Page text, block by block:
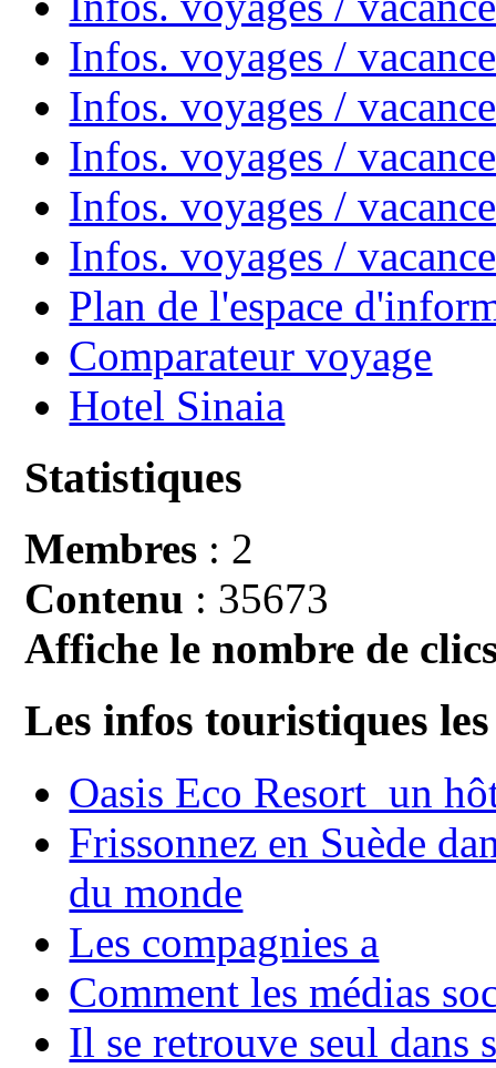
Infos. voyages /
Infos. voyages /
Infos. voyages /
Infos. voyages /
Infos. voyages /
Plan de l'espace
Comparateur voyage
Hotel Sinaia
Statistiques
Membres : 2
Contenu : 35673
Affiche le nombre de
Les infos touristiques
Oasis Eco Resort un
Frissonnez en Suède
du monde
Les compagnies a
Comment les médias
Il se retrouve seul dans